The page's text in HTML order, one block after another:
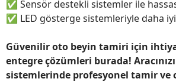
✅ Sensör destekli sistemler ile
✅ LED gösterge sistemleriyle daha
Güvenilir oto beyin tamiri için
entegre çözümleri burada!
sistemlerinde profesyonel tamir ve